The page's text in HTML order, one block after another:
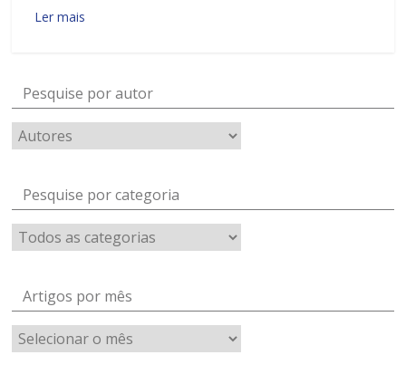
Ler mais
Pesquise por autor
Pesquise por categoria
Artigos por mês
Artigos
por